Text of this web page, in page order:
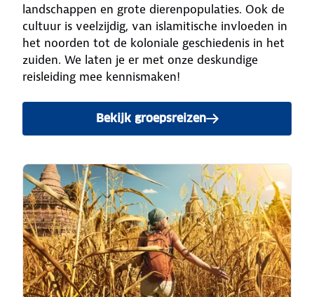
landschappen en grote dierenpopulaties. Ook de
cultuur is veelzijdig, van islamitische invloeden in
het noorden tot de koloniale geschiedenis in het
zuiden. We laten je er met onze deskundige
reisleiding mee kennismaken!
Bekijk groepsreizen
naar Afrika